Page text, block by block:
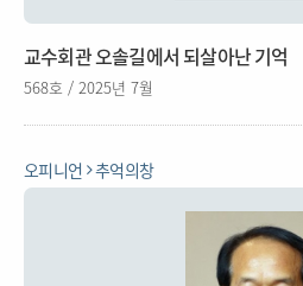
교수회관 오솔길에서 되살아난 기억
568호 / 2025년 7월
오피니언 추억의창